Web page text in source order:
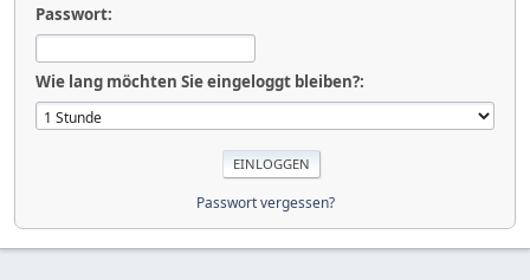
Passwort:
Wie lang möchten Sie eingeloggt bleiben?:
Passwort vergessen?